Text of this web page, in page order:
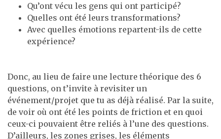
Qu’ont vécu les gens qui ont participé?
Quelles ont été leurs transformations?
Avec quelles émotions repartent-ils de cette
expérience?
Donc, au lieu de faire une lecture théorique des 6
questions, on t’invite à revisiter un
événement/projet que tu as déjà réalisé. Par la suite,
de voir où ont été les points de friction et en quoi
ceux-ci pouvaient être reliés à l’une des questions.
D’ailleurs, les zones grises, les éléments